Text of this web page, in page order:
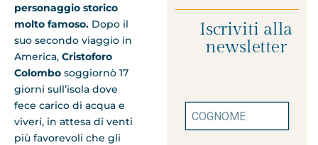
personaggio storico
molto famoso. Dopo il
suo secondo viaggio in
America, Cristoforo
Colombo soggiornò 17
giorni sull’isola dove
fece carico di acqua e
viveri, in attesa di venti
più favorevoli che gli
Iscriviti alla
newsletter